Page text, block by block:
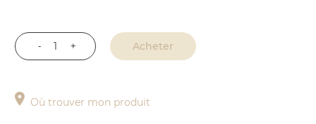
quantité
Anti-
Acheter
Où trouver mon produit